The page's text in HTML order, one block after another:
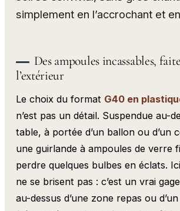
simplement en l’accrochant et
Des ampoules incassables,
l’extérieur
Le choix du format G40 en
n’est pas un détail. Suspendue au-
table, à portée d’un ballon ou d’un
une guirlande à ampoules de verre
perdre quelques bulbes en éclats.
ne se brisent pas : c’est un vrai
au-dessus d’une zone repas ou